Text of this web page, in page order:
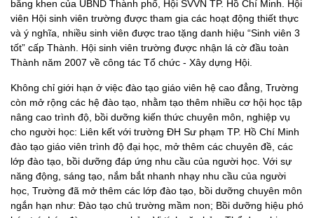
bằng khen của UBND Thành phố, Hội SVVN TP. Hồ Chí Minh. Hội
viên Hội sinh viên trường được tham gia các hoạt động thiết thực
và ý nghĩa, nhiều sinh viên được trao tặng danh hiệu “Sinh viên 3
tốt” cấp Thành. Hội sinh viên trường được nhận lá cờ đầu toàn
Thành năm 2007 về công tác Tổ chức - Xây dựng Hội.
Không chỉ giới hạn ở việc đào tạo giáo viên hệ cao đẳng, Trường
còn mở rộng các hệ đào tạo, nhằm tạo thêm nhiều cơ hội học tập
nâng cao trình độ, bồi dưỡng kiến thức chuyên môn, nghiệp vụ
cho người học: Liên kết với trường ĐH Sư phạm TP. Hồ Chí Minh
đào tạo giáo viên trình độ đại học, mở thêm các chuyên đề, các
lớp đào tạo, bồi dưỡng đáp ứng nhu cầu của người học. Với sự
năng động, sáng tạo, nắm bắt nhanh nhạy nhu cầu của người
học, Trường đã mở thêm các lớp đào tạo, bồi dưỡng chuyên môn
ngắn hạn như: Đào tạo chủ trường mầm non; Bồi dưỡng hiệu phó